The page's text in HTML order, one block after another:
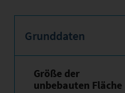
Grunddaten
Größe der
unbebauten Fläche